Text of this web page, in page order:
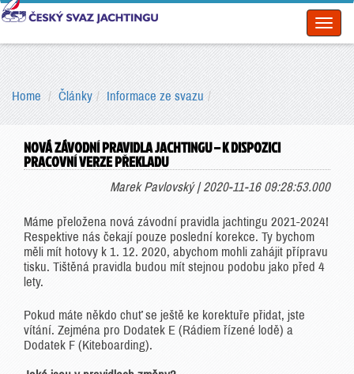
Home Články Informace ze svazu
NOVÁ ZÁVODNÍ PRAVIDLA JACHTINGU – K DISPOZICI
PRACOVNÍ VERZE PŘEKLADU
Marek Pavlovský | 2020-11-16 09:28:53.000
Máme přeložena nová závodní pravidla jachtingu 2021-2024!
Respektive nás čekají pouze poslední korekce. Ty bychom
měli mít hotovy k 1. 12. 2020, abychom mohli zahájit přípravu
tisku. Tištěná pravidla budou mít stejnou podobu jako před 4
lety.
Pokud máte někdo chuť se ještě ke korektuře přidat, jste
vítání. Zejména pro Dodatek E (Rádiem řízené lodě) a
Dodatek F (Kiteboarding).